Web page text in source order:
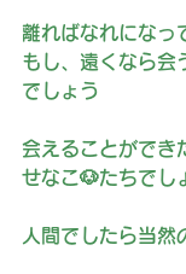
離ればなれになっ
もし、遠くなら会
でしょう
会えることができ
せなこ🐶たちでし
人間でしたら当然